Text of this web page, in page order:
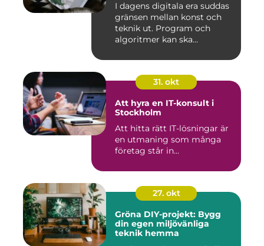
I dagens digitala era suddas
gränsen mellan konst och
teknik ut. Program och
algoritmer kan ska...
31. okt
Att hyra en IT-konsult i
Stockholm
Att hitta rätt IT-lösningar är
en utmaning som många
företag står in...
27. okt
Gröna DIY-projekt: Bygg
din egen miljövänliga
teknik hemma